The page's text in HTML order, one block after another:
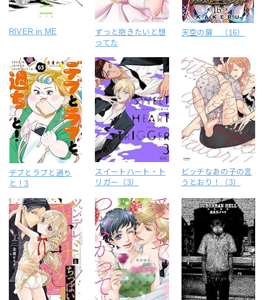
RIVER in ME
ずっと抱きたいと想
ってた
天空の扉 （16）
デブとラブと過ち
と！3
スイートハート・ト
リガー（3）
ビッチなあの子の言
うとおり！（3）